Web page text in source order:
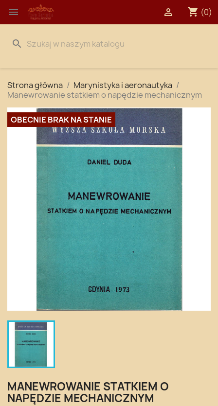
 shopping_cart (0)

search
Strona główna
Marynistyka i aeronautyka
Manewrowanie statkiem o napędzie mechanicznym
OBECNIE BRAK NA STANIE
MANEWROWANIE STATKIEM O
NAPĘDZIE MECHANICZNYM